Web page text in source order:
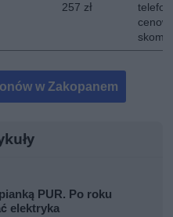
257 zł
w Zakopanem
PUR. Po roku
elektryka